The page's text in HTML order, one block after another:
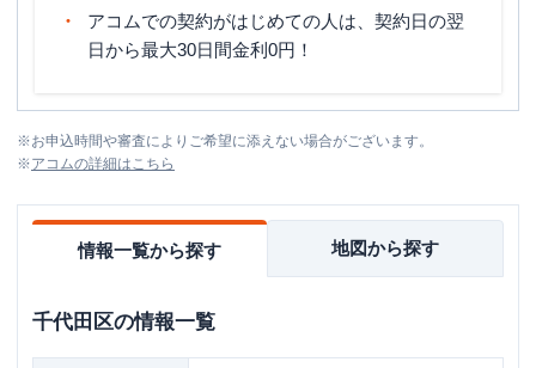
アコムでの契約がはじめての人は、契約日の翌
日から最大30日間金利0円！
※お申込時間や審査によりご希望に添えない場合がございます。
※アコムの詳細はこちら
情報一覧から探す 地図から探す
千代田区の情報一覧